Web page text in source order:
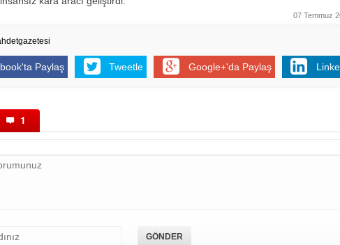
07 Temmuz
Paylaş Tweetle Google+'da Paylaş
1